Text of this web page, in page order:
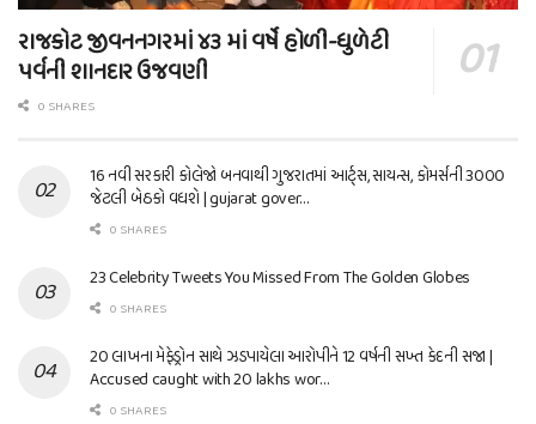
રાજકોટ જીવનનગરમાં ૪૩ માં વર્ષે હોળી-ધુળેટી
પર્વની શાનદાર ઉજવણી
0 SHARES
16 નવી સરકારી કોલેજો બનવાથી ગુજરાતમાં આર્ટ્સ, સાયન્સ, કોમર્સની 3000
જેટલી બેઠકો વધશે | gujarat gover…
0 SHARES
23 Celebrity Tweets You Missed From The Golden Globes
0 SHARES
20 લાખના મેફેડ્રોન સાથે ઝડપાયેલા આરોપીને 12 વર્ષની સખ્ત કેદની સજા |
Accused caught with 20 lakhs wor…
0 SHARES